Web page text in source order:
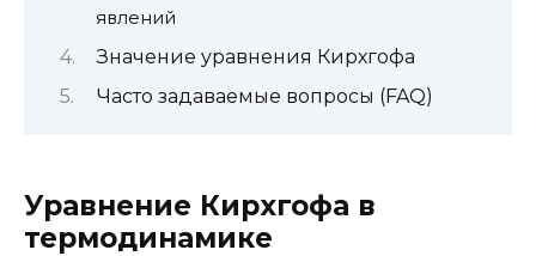
явлений
Значение уравнения Кирхгофа
Часто задаваемые вопросы (FAQ)
Уравнение Кирхгофа в
термодинамике